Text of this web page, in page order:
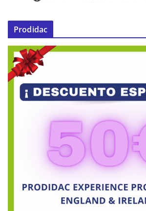
Prodidac